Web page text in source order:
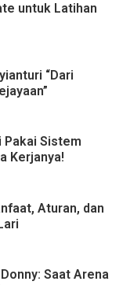
untuk Latihan
“Dari
Pakai Sistem
Kerjanya!
Aturan, dan
Saat Arena